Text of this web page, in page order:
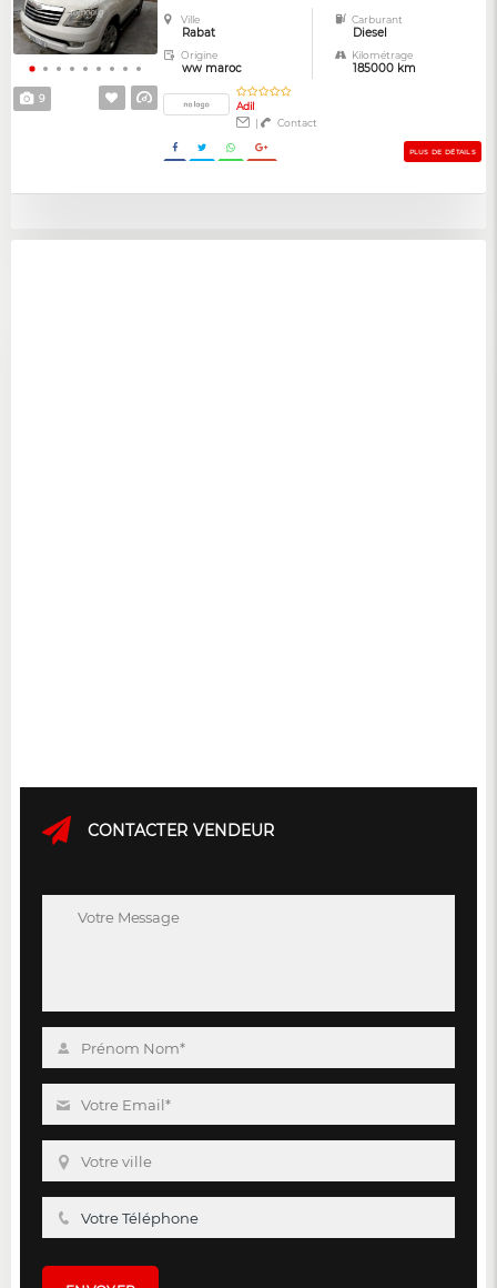
9
Ville
Rabat
Carburant
Diesel
Origine
ww maroc
Kilométrage
185000 km
Adil
|
Contact
PLUS DE DÉTAILS
CONTACTER VENDEUR